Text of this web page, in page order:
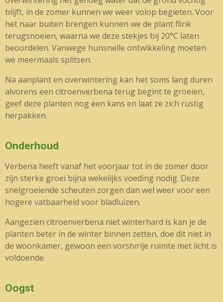
blijft, in de zomer kunnen we weer volop begieten. Voor
het naar buiten brengen kunnen we de plant flink
terugsnoeien, waarna we deze stekjes bij 20°C laten
beoordelen. Vanwege hunsnelle ontwikkeling moeten
we meermaals splitsen.
Na aanplant en overwintering kan het soms lang duren
alvorens een citroenverbena terug begint te groeien,
geef deze planten nog een kans en laat ze zich rustig
herpakken.
Onderhoud
Verbena heeft vanaf het voorjaar tot in de zomer door
zijn sterke groei bijna wekelijks voeding nodig. Deze
snelgroeiende scheuten zorgen dan wel weer voor een
hogere vatbaarheid voor bladluizen.
Aangezien citroenverbena niet winterhard is kan je de
planten beter in de winter binnen zetten, doe dit niet in
de woonkamer, gewoon een vorstvrije ruimte met licht is
voldoende.
Oogst